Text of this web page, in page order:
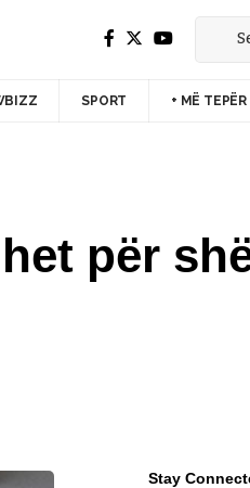
SPORT + MË TEPËR
për
Stay